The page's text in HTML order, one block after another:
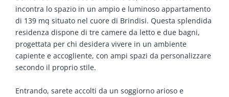
incontra lo spazio in un ampio e luminoso appartamento
di 139 mq situato nel cuore di Brindisi. Questa splendida
residenza dispone di tre camere da letto e due bagni,
progettata per chi desidera vivere in un ambiente
capiente e accogliente, con ampi spazi da personalizzare
secondo il proprio stile.
Entrando, sarete accolti da un soggiorno arioso e